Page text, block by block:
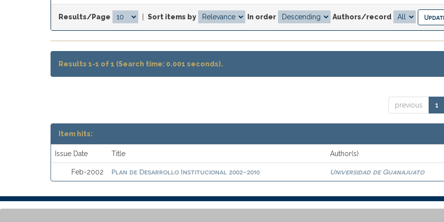
Results/Page Sort items by In order Authors/record
Results 1-1 of 1 (Search time: 0.001 seconds).
previous 1
Item hits:
Issue Date Title Author(s)
Feb-2002 Plan de Desarrollo Institucional 2002-2010 Universidad de Guanajuato